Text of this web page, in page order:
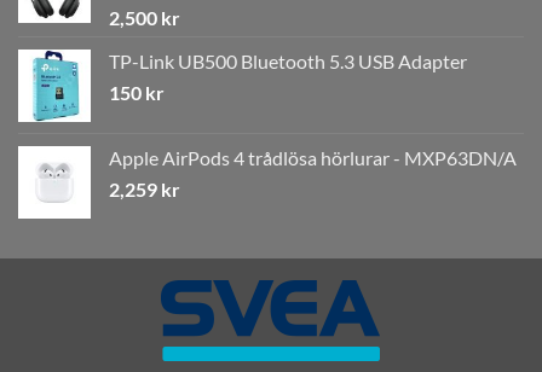
2,500 kr
TP-Link UB500 Bluetooth 5.3 USB Adapter
150 kr
Apple AirPods 4 trådlösa hörlurar - MXP63DN/A
2,259 kr